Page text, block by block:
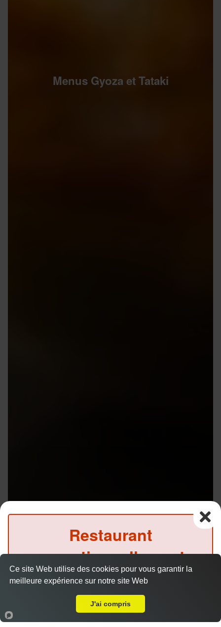
Menus Gyoza et Tataki
Accueil Panier Compte
Restaurant
exceptionnellement
fermé ce midi
(Précommande possible)
Ce site Web utilise des cookies pour vous garantir la
meilleure expérience sur notre site Web
J'ai compris